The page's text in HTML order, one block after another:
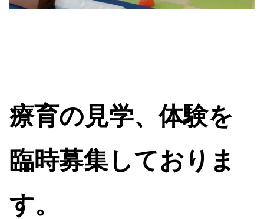
療育の見学、体験を
臨時募集しておりま
す。